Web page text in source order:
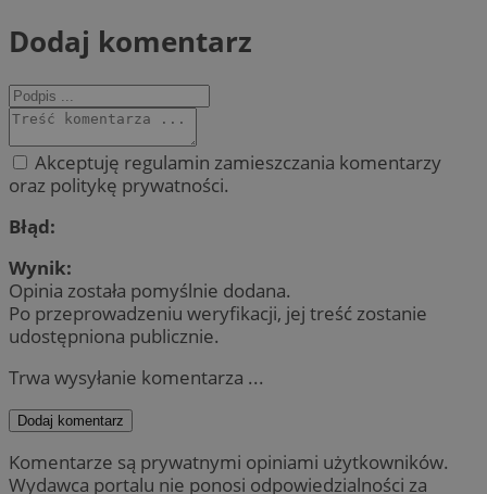
Dodaj komentarz
Akceptuję regulamin zamieszczania komentarzy
oraz politykę prywatności.
Błąd:
Wynik:
Opinia została pomyślnie dodana.
Po przeprowadzeniu weryfikacji, jej treść zostanie
udostępniona publicznie.
Trwa wysyłanie komentarza ...
Dodaj komentarz
Komentarze są prywatnymi opiniami użytkowników.
Wydawca portalu nie ponosi odpowiedzialności za